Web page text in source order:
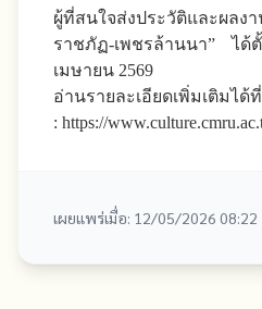
ผู้ที่สนใจส่งประวัติและผ
ราชภัฏ-เพชรล้านนา” ได้
เมษายน 2569
อ่านรายละเอียดเพิ่มเติมได้ที่
: https://
เผยแพร่เมื่อ: 12/05/2026 08:22